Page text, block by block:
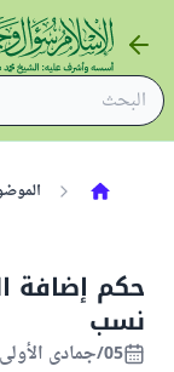
حكم إضافة
نسب
05/جمادى الأولى/1420 الموافق 16/أغسطس/1999